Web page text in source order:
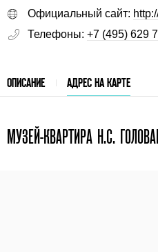
Официальный сайт:
Телефоны: +7 (495) 629
ОПИСАНИЕ АДРЕС НА КАРТЕ
МУЗЕЙ-КВАРТИРА Н.С.